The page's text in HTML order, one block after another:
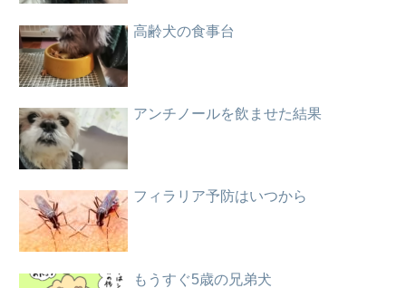
高齢犬の食事台
アンチノールを飲ませた結果
フィラリア予防はいつから
もうすぐ5歳の兄弟犬